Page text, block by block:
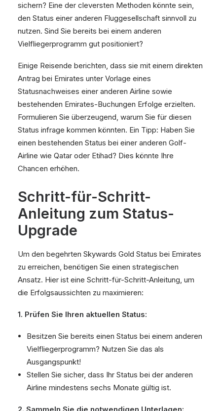
sichern? Eine der cleversten Methoden könnte sein,
den Status einer anderen Fluggesellschaft sinnvoll zu
nutzen. Sind Sie bereits bei einem anderen
Vielfliegerprogramm gut positioniert?
Einige Reisende berichten, dass sie mit einem direkten
Antrag bei Emirates unter Vorlage eines
Statusnachweises einer anderen Airline sowie
bestehenden Emirates-Buchungen Erfolge erzielten.
Formulieren Sie überzeugend, warum Sie für diesen
Status infrage kommen könnten. Ein Tipp: Haben Sie
einen bestehenden Status bei einer anderen Golf-
Airline wie Qatar oder Etihad? Dies könnte Ihre
Chancen erhöhen.
Schritt-für-Schritt-
Anleitung zum Status-
Upgrade
Um den begehrten Skywards Gold Status bei Emirates
zu erreichen, benötigen Sie einen strategischen
Ansatz. Hier ist eine Schritt-für-Schritt-Anleitung, um
die Erfolgsaussichten zu maximieren:
1. Prüfen Sie Ihren aktuellen Status:
Besitzen Sie bereits einen Status bei einem anderen
Vielfliegerprogramm? Nutzen Sie das als
Ausgangspunkt!
Stellen Sie sicher, dass Ihr Status bei der anderen
Airline mindestens sechs Monate gültig ist.